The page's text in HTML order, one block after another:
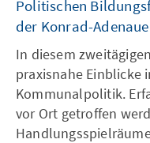
Politischen
der Konrad-
In diesem
praxisnahe Einblicke
Kommunalpolitik.
vor Ort getroffen